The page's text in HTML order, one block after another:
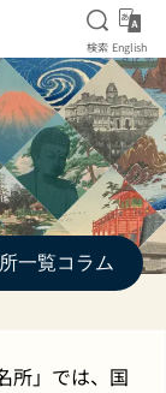
検索を
検索 English
一覧コラム
所」では、国